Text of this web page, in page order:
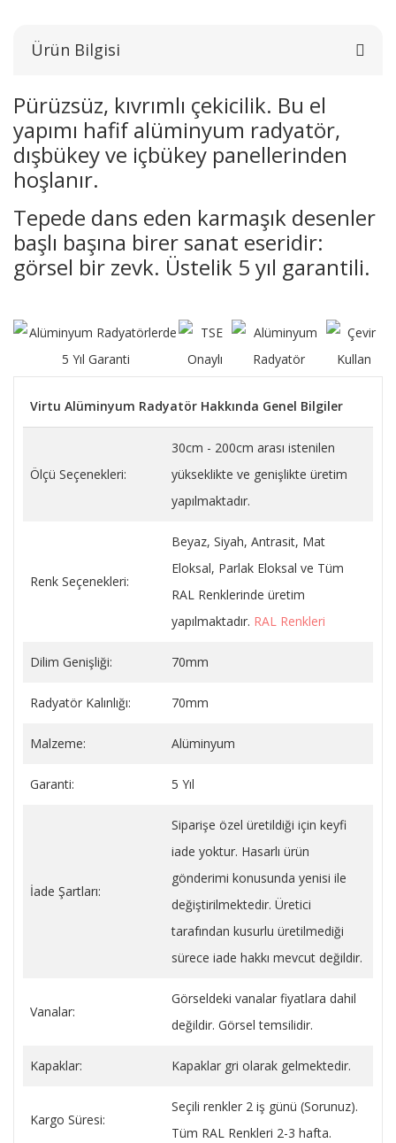
Ürün Bilgisi
Pürüzsüz, kıvrımlı çekicilik. Bu el
yapımı hafif alüminyum radyatör,
dışbükey ve içbükey panellerinden
hoşlanır.
Tepede dans eden karmaşık desenler
başlı başına birer sanat eseridir:
görsel bir zevk. Üstelik 5 yıl garantili.
Virtu Alüminyum Radyatör Hakkında Genel Bilgiler
Ölçü Seçenekleri:
30cm - 200cm arası istenilen
yükseklikte ve genişlikte üretim
yapılmaktadır.
Renk Seçenekleri:
Beyaz, Siyah, Antrasit, Mat
Eloksal, Parlak Eloksal ve Tüm
RAL Renklerinde üretim
yapılmaktadır. RAL Renkleri
Dilim Genişliği: 70mm
Radyatör Kalınlığı: 70mm
Malzeme: Alüminyum
Garanti: 5 Yıl
İade Şartları:
Siparişe özel üretildiği için keyfi
iade yoktur. Hasarlı ürün
gönderimi konusunda yenisi ile
değiştirilmektedir. Üretici
tarafından kusurlu üretilmediği
sürece iade hakkı mevcut değildir.
Vanalar:
Görseldeki vanalar fiyatlara dahil
değildir. Görsel temsilidir.
Kapaklar: Kapaklar gri olarak gelmektedir.
Kargo Süresi:
Seçili renkler 2 iş günü (Sorunuz).
Tüm RAL Renkleri 2-3 hafta.